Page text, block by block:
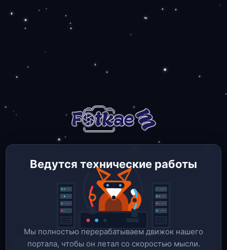
Ведутся технические работы
Мы полностью перерабатываем движок нашего
портала, чтобы он летал со скоростью мысли.